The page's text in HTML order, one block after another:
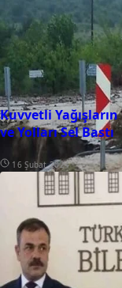
Kuvvetli
ve Yolları Sel Bastı
16 Şubat 2024